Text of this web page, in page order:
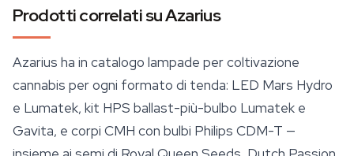
Prodotti correlati su Azarius
Azarius ha in catalogo lampade per coltivazione
cannabis per ogni formato di tenda: LED Mars Hydro
e Lumatek, kit HPS ballast-più-bulbo Lumatek e
Gavita, e corpi CMH con bulbi Philips CDM-T —